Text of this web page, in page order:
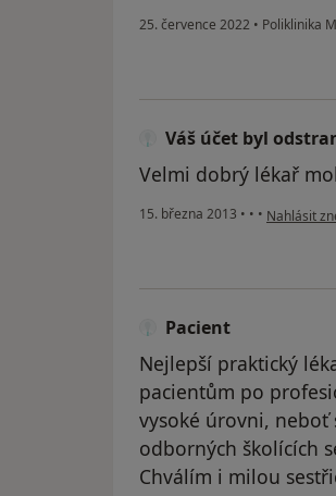
25. července 2022 • Poliklinika
Váš účet byl
Velmi dobrý lékař
15. března 2013 • • • podle
Nahlásit
Pacient
Nejlepší praktický
pacientům po
vysoké úrovni, neboť
odborných školících
Chválím i milou